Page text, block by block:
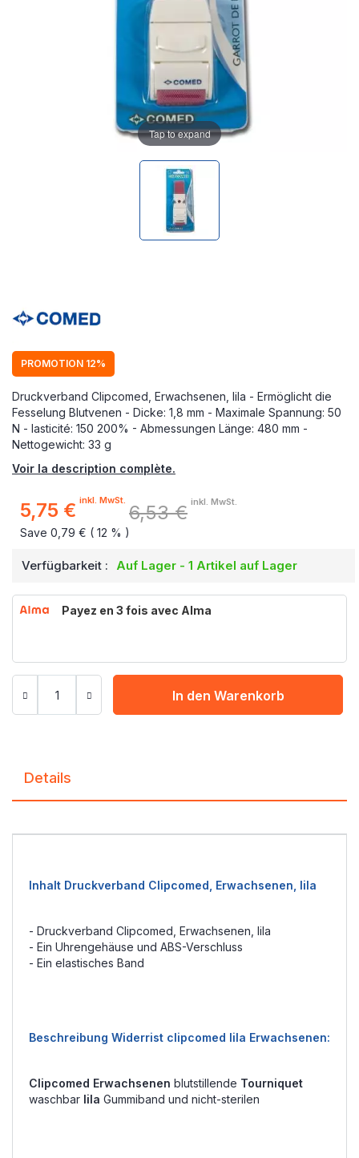
PROMOTION 12%
Druckverband Clipcomed, Erwachsenen, lila - Ermöglicht die
Fesselung Blutvenen - Dicke: 1,8 mm - Maximale Spannung: 50
N - lasticité: 150 200% - Abmessungen Länge: 480 mm -
Nettogewicht: 33 g
Voir la description complète.
Sonderpreis
5,75 € inkl. MwSt.
6,53 € inkl. MwSt.
Save 0,79 € ( 12 % )
Verfügbarkeit : Auf Lager - 1 Artikel auf Lager
Payez en 3 fois avec Alma
In den Warenkorb
Tap to expand
Details
Inhalt Druckverband Clipcomed, Erwachsenen, lila
- Druckverband Clipcomed, Erwachsenen, lila
- Ein Uhrengehäuse und ABS-Verschluss
- Ein elastisches Band
Beschreibung Widerrist clipcomed lila Erwachsenen:
Clipcomed Erwachsenen blutstillende Tourniquet
waschbar lila Gummiband und nicht-sterilen